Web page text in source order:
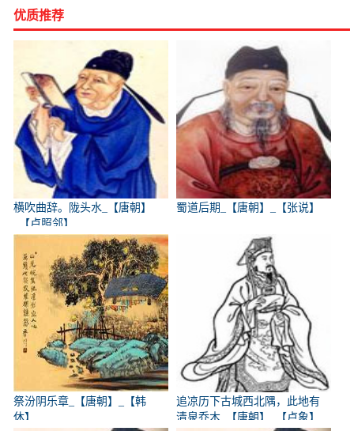
优质推荐
横吹曲辞。陇头水_【唐朝】
_【卢照邻】
蜀道后期_【唐朝】_【张说】
祭汾阴乐章_【唐朝】_【韩
休】
追凉历下古城西北隅，此地有
清泉乔木_【唐朝】_【卢象】